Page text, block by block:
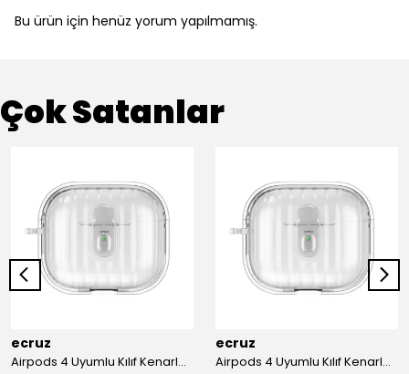
Bu ürün için henüz yorum yapılmamış.
Çok Satanlar
ecruz
Airpods 4 Uyumlu Kılıf Kenarları Renkli Şeffaf Dilimli Silikon Ecruz Airbag 40 Uyumlu Kılıf
ecruz
Airpods 4 Uyumlu Kılıf Kenarları Renkli Şeffaf Dilimli Silikon Ecruz Airbag 40 Uyumlu Kılıf